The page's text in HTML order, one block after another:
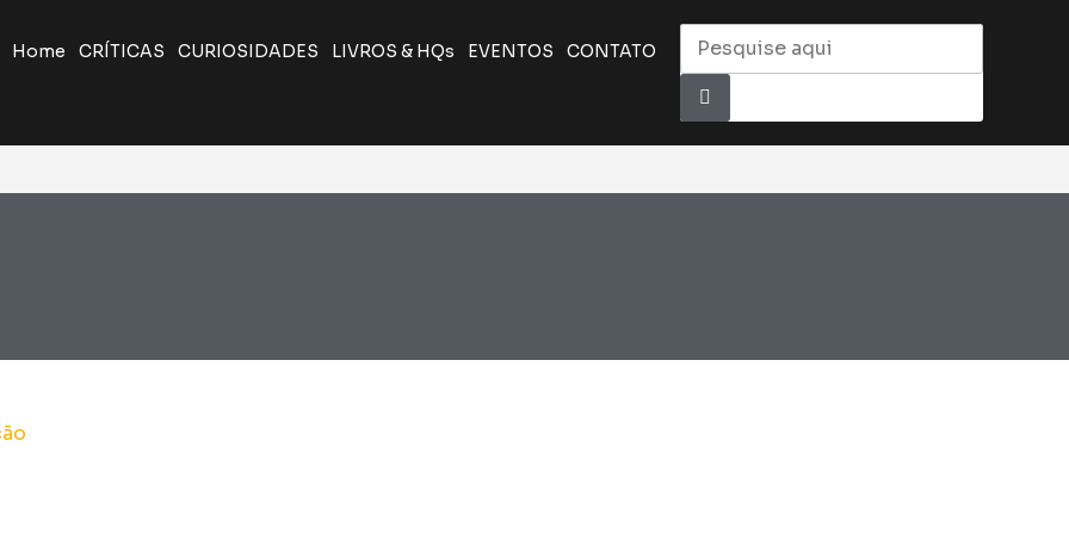
Home CRÍTICAS CURIOSIDADES LIVROS & HQs EVENTOS CONTATO